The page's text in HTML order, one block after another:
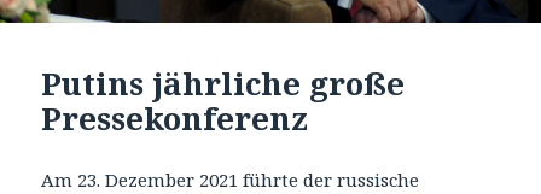
Putins jährliche große
Pressekonferenz
Am 23. Dezember 2021 führte der russische